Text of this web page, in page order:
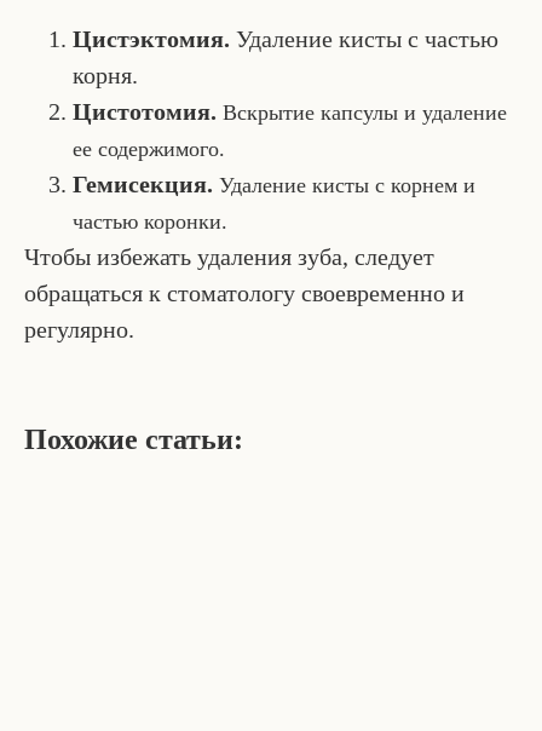
Цистэктомия. Удаление кисты с частью
корня.
Цистотомия. Вскрытие капсулы и удаление
ее содержимого.
Гемисекция. Удаление кисты с корнем и
частью коронки.
Чтобы избежать удаления зуба, следует
обращаться к стоматологу своевременно и
регулярно.
Похожие статьи: